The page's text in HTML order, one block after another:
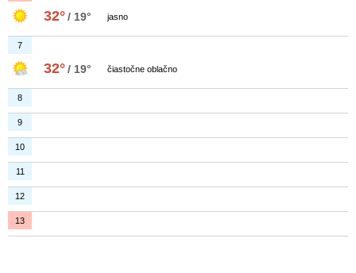
32°/ 19° jasno
7
32°/ 19° čiastočne oblačno
8
9
10
11
12
13